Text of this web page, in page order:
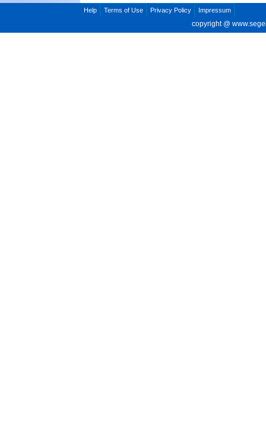
Help Terms of Use Privacy Policy Impressum
copyright @